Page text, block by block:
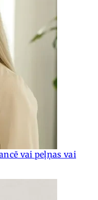
vai peļņas vai